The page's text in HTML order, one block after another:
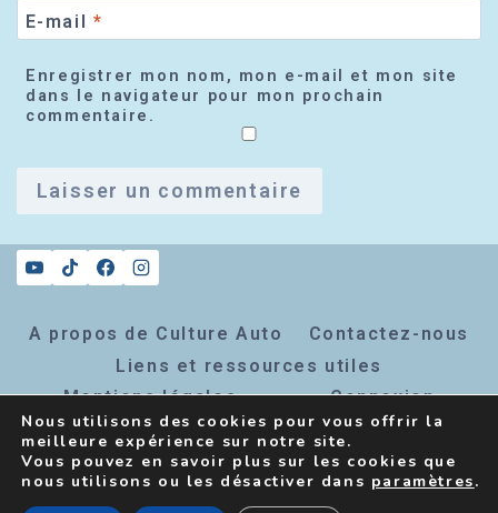
E-mail *
Enregistrer mon nom, mon e-mail et mon site
dans le navigateur pour mon prochain
commentaire.
A propos de Culture Auto
Contactez-nous
Liens et ressources utiles
Mentions légales
Connexion
Inscription newsletter
Nous utilisons des cookies pour vous offrir la
meilleure expérience sur notre site.
Vous pouvez en savoir plus sur les cookies que
nous utilisons ou les désactiver dans paramètres.